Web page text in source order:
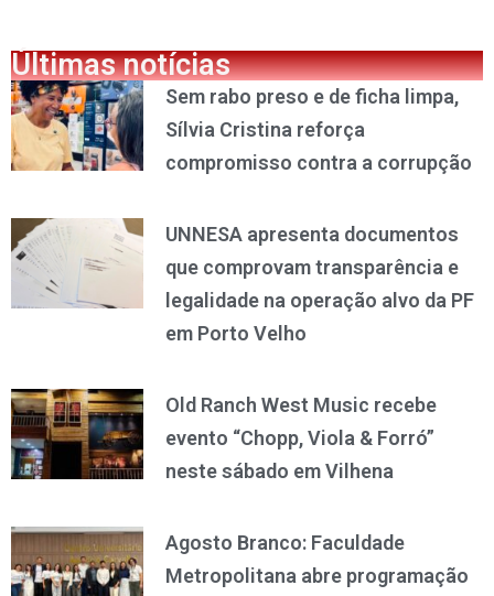
Últimas notícias
Sem rabo preso e de ficha limpa,
Sílvia Cristina reforça
compromisso contra a corrupção
UNNESA apresenta documentos
que comprovam transparência e
legalidade na operação alvo da PF
em Porto Velho
Old Ranch West Music recebe
evento “Chopp, Viola & Forró”
neste sábado em Vilhena
Agosto Branco: Faculdade
Metropolitana abre programação